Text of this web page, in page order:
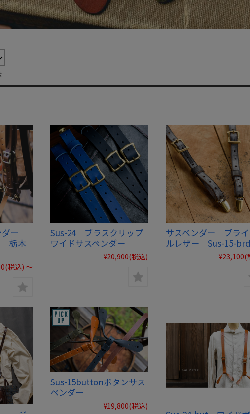
ダー
栃木
(税込) ～
Sus-24 ブラスクリップ
ワイドサスペンダー
¥20,900(税込)
サスペンダー ブライ
ルレザー Sus-15-
¥23,100(
Sus-15buttonボタンサス
ペンダー
¥19,800(税込)